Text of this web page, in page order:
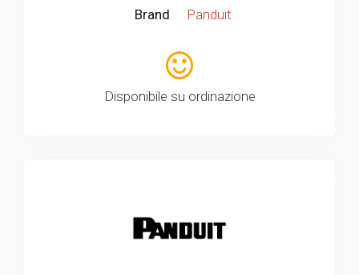
Brand
Panduit
Disponibile su ordinazione